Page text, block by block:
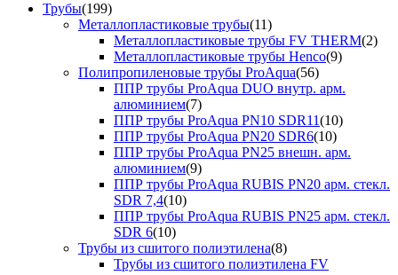
Трубы(199)
Металлопластиковые трубы(11)
Металлопластиковые трубы FV THERM(2)
Металлопластиковые трубы Henco(9)
Полипропиленовые трубы ProAqua(56)
ППР трубы ProAqua DUO внутр. арм.
алюминием(7)
ППР трубы ProAqua PN10 SDR11(10)
ППР трубы ProAqua PN20 SDR6(10)
ППР трубы ProAqua PN25 внешн. арм.
алюминием(9)
ППР трубы ProAqua RUBIS PN20 арм. стекл.
SDR 7,4(10)
ППР трубы ProAqua RUBIS PN25 арм. стекл.
SDR 6(10)
Трубы из сшитого полиэтилена(8)
Трубы из сшитого полиэтилена FV